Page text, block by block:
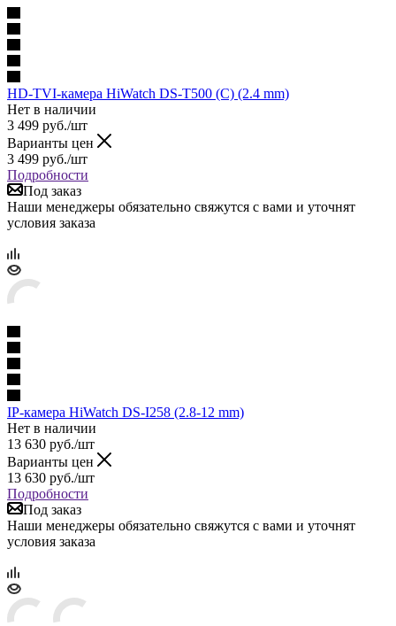
HD-TVI-камера HiWatch DS-T500 (C) (2.4 mm)
Нет в наличии
3 499 руб./шт
Варианты цен
3 499 руб./шт
Подробности
Под заказ
Наши менеджеры обязательно свяжутся с вами и уточнят
условия заказа
IP-камера HiWatch DS-I258 (2.8-12 mm)
Нет в наличии
13 630 руб./шт
Варианты цен
13 630 руб./шт
Подробности
Под заказ
Наши менеджеры обязательно свяжутся с вами и уточнят
условия заказа